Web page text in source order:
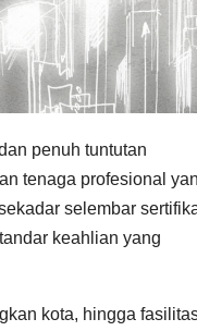
penuh tuntutan
tenaga profesional
selembar
keahlian yang
kota, hingga